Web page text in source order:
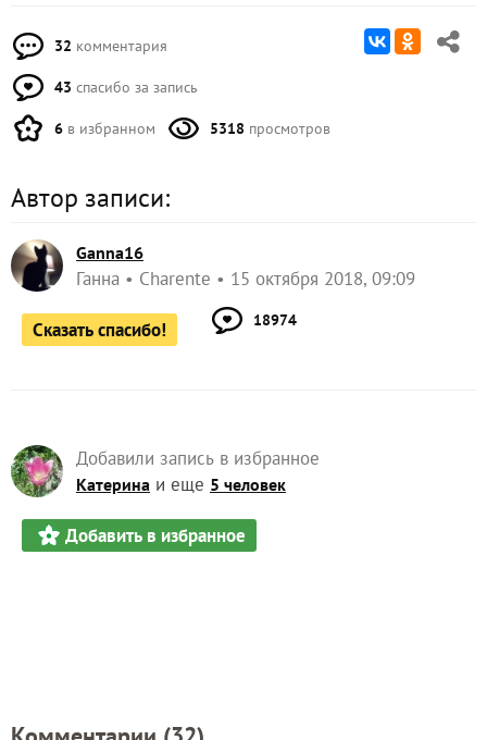
32 комментария
43 спасибо за запись
6 в избранном 5318 просмотров
Автор записи:
Ganna16
Ганна Charente 15 октября 2018, 09:09
Сказать спасибо! 18974
Добавили запись в избранное
Катерина и еще 5 человек
Добавить в избранное